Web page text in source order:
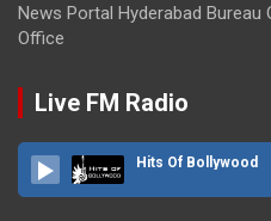
News Portal Hyderabad
Office
Live FM Radio
Hits Of Bollywood